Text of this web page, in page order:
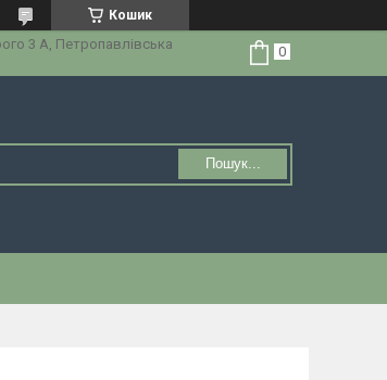
Кошик
3 А, Петропавлівська
Пошук...